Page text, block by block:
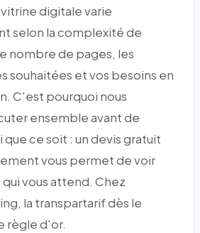
digitale varie
selon la complexité de
nombre de pages, les
souhaitées et vos besoins en
C'est pourquoi nous
ensemble avant de
ce soit : un devis gratuit
vous permet de voir
vous attend. Chez
la transpartarif dès le
règle d'or.